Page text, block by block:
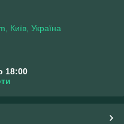
Київ, Україна
18:00